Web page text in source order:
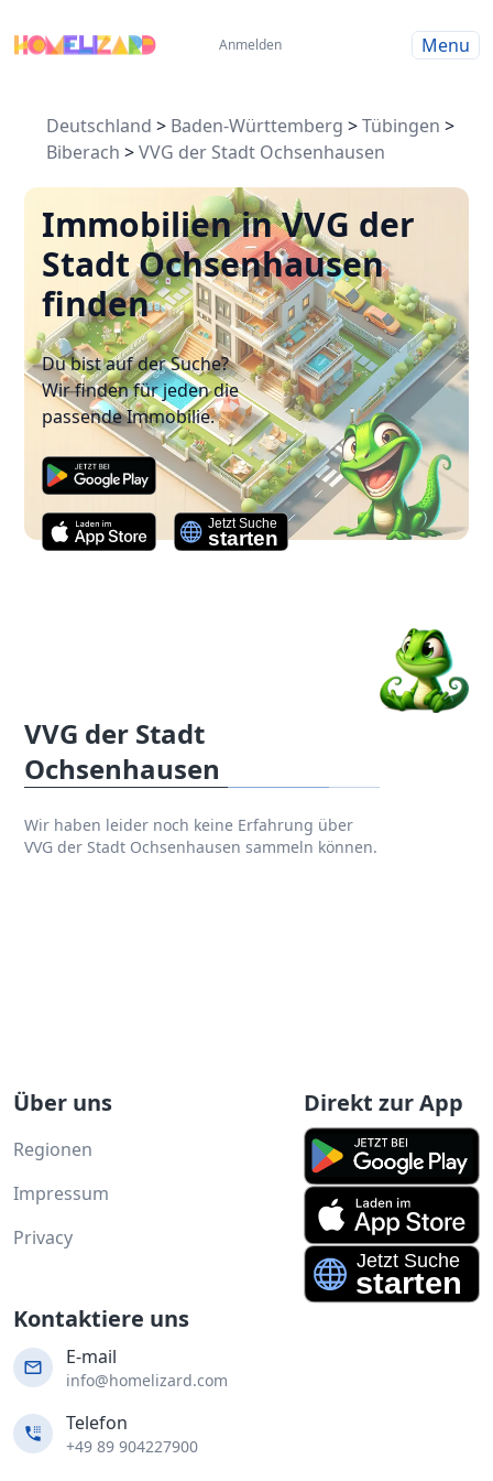
Anmelden Menu
Deutschland > Baden-Württemberg >Tübingen >
Biberach >VVG der Stadt Ochsenhausen
Immobilien in VVG der
Stadt Ochsenhausen
finden
Du bist auf der Suche?
Wir finden für jeden die
passende Immobilie.
VVG der Stadt
Ochsenhausen
Wir haben leider noch keine Erfahrung über
VVG der Stadt Ochsenhausen sammeln können.
Über uns
Regionen
Impressum
Privacy
Direkt zur App
Kontaktiere uns
E-mail
info@homelizard.com
Telefon
+49 89 904227900